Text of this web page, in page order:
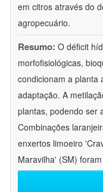
em citros através do
agropecuário.
Resumo: O déficit
morfofisiológicas,
condicionam a planta
adaptação. A
plantas, podendo ser
Combinações
enxertos limoeiro
Maravilha' (SM) foram